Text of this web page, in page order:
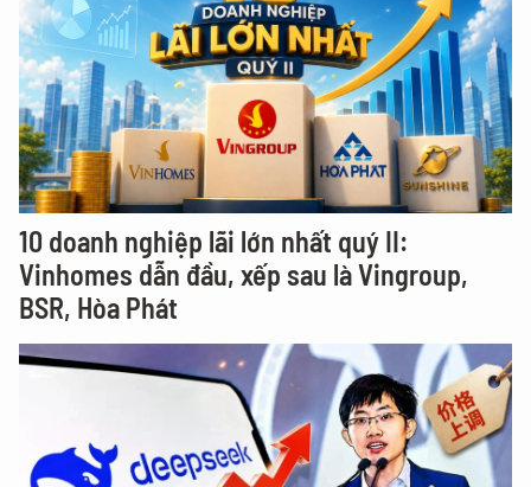
10 doanh nghiệp lãi lớn nhất quý II:
Vinhomes dẫn đầu, xếp sau là Vingroup,
BSR, Hòa Phát